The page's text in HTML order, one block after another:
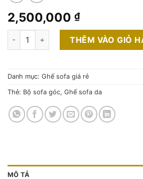
2,500,000 ₫
Thanh lý bộ sofa góc da pha nỉ sọc đen
THÊM VÀO GIỎ
Danh mục: Ghế sofa giá rẻ
Thẻ: Bộ sofa góc, Ghế sofa da
MÔ TẢ